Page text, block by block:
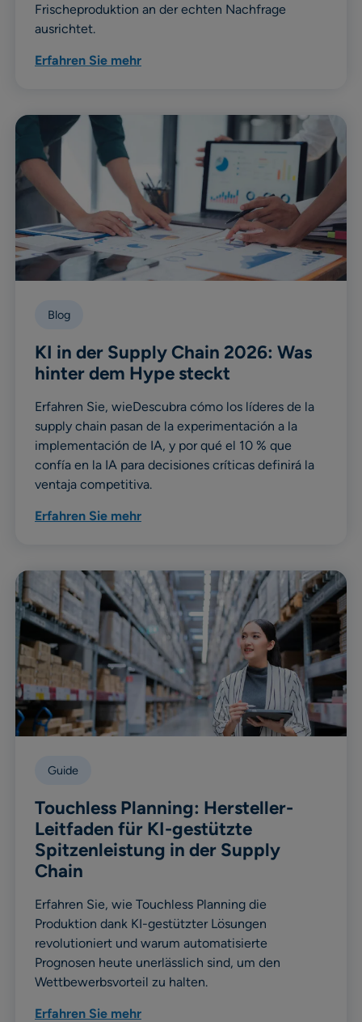
Frischeproduktion an der echten Nachfrage
ausrichtet.
Erfahren Sie mehr
Blog
KI in der Supply Chain 2026: Was
hinter dem Hype steckt
Erfahren Sie, wieDescubra cómo los líderes de la
supply chain pasan de la experimentación a la
implementación de IA, y por qué el 10 % que
confía en la IA para decisiones críticas definirá la
ventaja competitiva.
Erfahren Sie mehr
Guide
Touchless Planning: Hersteller-
Leitfaden für KI-gestützte
Spitzenleistung in der Supply
Chain
Erfahren Sie, wie Touchless Planning die
Produktion dank KI-gestützter Lösungen
revolutioniert und warum automatisierte
Prognosen heute unerlässlich sind, um den
Wettbewerbsvorteil zu halten.
Erfahren Sie mehr